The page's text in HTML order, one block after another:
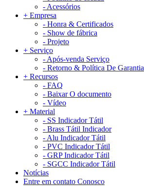
- Acessórios
+ Empresa
- Honra & Certificados
- Show de fábrica
- Projeto
+ Serviço
- Após-venda Serviço
- Retorno & Política De Garantia
+ Recursos
- FAQ
- Baixar O documento
- Vídeo
+ Material
- SS Indicador Tátil
- Brass Tátil Indicador
- Alu Indicador Tátil
- PVC Indicador Tátil
- GRP Indicador Tátil
- SGCC Indicador Tátil
Notícias
Entre em contato Conosco